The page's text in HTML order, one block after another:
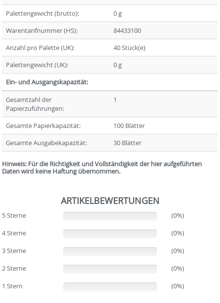
Palettengewicht (brutto):
0 g
Warentarifnummer (HS):
84433100
Anzahl pro Palette (UK):
40 Stück(e)
Palettengewicht (UK):
0 g
Ein- und Ausgangskapazität:
Gesamtzahl der
Papierzuführungen:
1
Gesamte Papierkapazität:
100 Blätter
Gesamte Ausgabekapazität:
30 Blätter
Hinweis: Für die Richtigkeit und Vollständigkeit der hier aufgeführten
Daten wird keine Haftung übernommen.
ARTIKELBEWERTUNGEN
5 Sterne
(0%)
4 Sterne
(0%)
3 Sterne
(0%)
2 Sterne
(0%)
1 Stern
(0%)